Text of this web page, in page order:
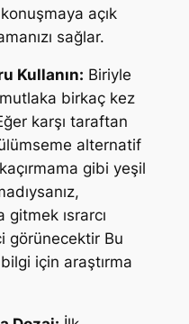
açık
sağlar.
Kullanın: Biriyle
birkaç kez
karşı taraftan
alternatif
kaçırmama gibi yeşil
ısrarcı
görünecektir Bu
için araştırma